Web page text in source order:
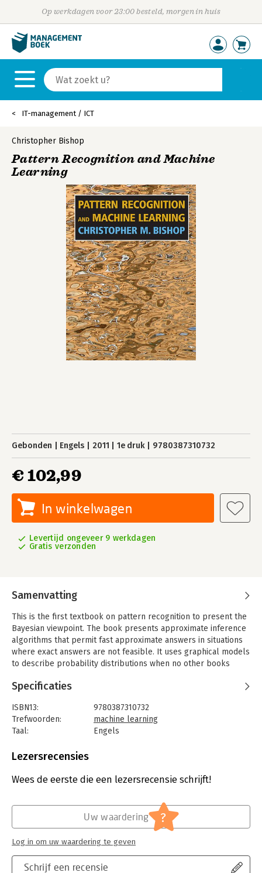
Op werkdagen voor 23:00 besteld, morgen in huis
IT-management / ICT
Christopher Bishop
Pattern Recognition and Machine
Learning
Gebonden Engels 2011 1e druk 9780387310732
€ 102,99
In winkelwagen
Levertijd ongeveer 9 werkdagen
Gratis verzonden
Samenvatting
This is the first textbook on pattern recognition to present the
Bayesian viewpoint. The book presents approximate inference
algorithms that permit fast approximate answers in situations
where exact answers are not feasible. It uses graphical models
to describe probability distributions when no other books
No previous knowledge of pattern recognition or machine
learning concepts is assumed. Familiarity with multivariate
calculus and basic linear algebra is required, and some
experience in the use of probabilities would be helpful though
introduction to basic probability theory.
Specificaties
ISBN13:
9780387310732
Trefwoorden:
machine learning
Taal:
Engels
Aantal pagina's:
Druk:
1
IT-management / ICT
Serie:
Information Science and Statistics
Lezersrecensies
Wees de eerste die een lezersrecensie schrijft!
Schrijf een recensie
Uw waardering ?
Log in om uw waardering te geven